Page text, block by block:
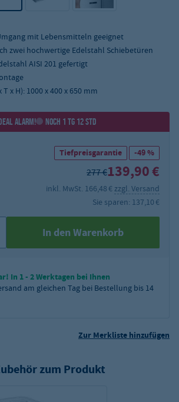
mit Lebensmitteln geeignet
zwei hochwertige Edelstahl Schiebetüren
AISI 201 gefertigt
x H): 1000 x 400 x 650 mm
ALARM! NOCH 1 TG 12 STD
Tiefpreisgarantie -49 %
277 €139,90 €
inkl. MwSt. 166,48 € zzgl. Versand
Sie sparen: 137,10 €
In den Warenkorb
In 1 - 2 Werktagen bei Ihnen
am gleichen Tag bei Bestellung bis 14
Zur Merkliste hinzufügen
zum Produkt